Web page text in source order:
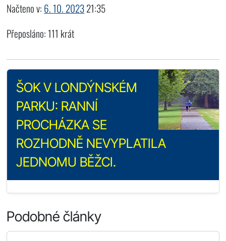
Načteno v: 6. 10. 202321:35
Přeposláno: 111 krát
ŠOK V LONDÝNSKÉM
PARKU: RANNÍ
PROCHÁZKA SE
ROZHODNĚ NEVYPLATILA
JEDNOMU BĚŽCI.
Podobné články